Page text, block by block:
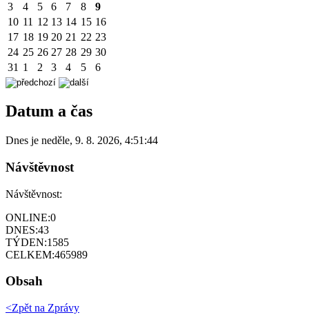
3
4 5 6 7 8
9
10 11 12 13 14 15 16
17 18 19 20 21 22 23
24 25 26 27 28 29 30
31 1 2 3 4 5 6
Datum a čas
Dnes je neděle, 9. 8. 2026, 4:51:44
Návštěvnost
Návštěvnost:
ONLINE:0
DNES:43
TÝDEN:1585
CELKEM:465989
Obsah
<Zpět na Zprávy